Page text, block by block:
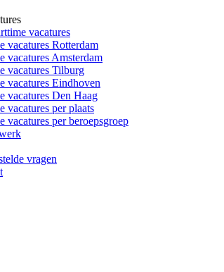
vacatures
vacatures Rotterdam
vacatures Amsterdam
vacatures Tilburg
vacatures Eindhoven
vacatures Den Haag
vacatures per plaats
vacatures per beroepsgroep
vragen